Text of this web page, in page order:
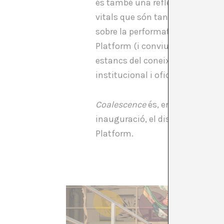
és també una reflexió (
vitals que són tan importants
sobre la performativitat com a
Platform (i conviuen a l’espai
estancs del coneixement
institucional i oficial de les
Coalescenceés, en definitiva,
inauguració, el dissabte 26 de
Platform.